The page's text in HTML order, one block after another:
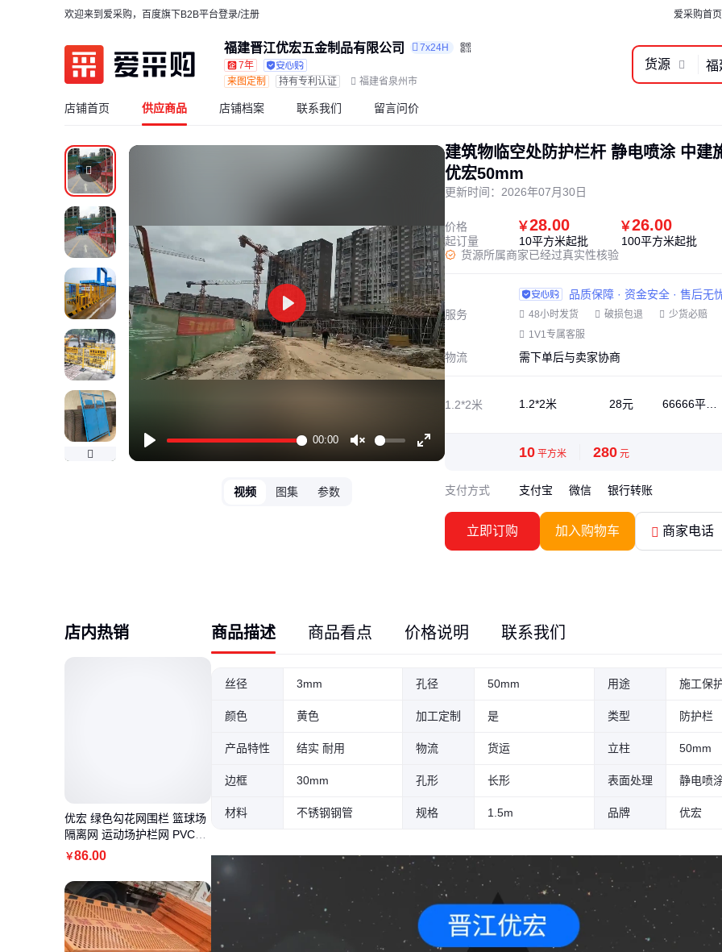
欢迎来到爱采购，百度旗下B2B平台登录/注册 爱采购首页
福建晋江优宏五金制品有限公司
7x24H
7年
来图定制
持有专利认证 福建省泉州市
货源
店铺首页 供应商品 店铺档案 联系我们 留言问价
00:00
Enter
Play
视频 图集 参数
建筑物临空处防护栏杆 静电喷涂 中建
优宏50mm
更新时间： 2026年07月30日
价格 ￥28.00 ￥26.00
起订量 10平方米起批
100平方米起批
货源所属商家已经过真实性核验
服务
品质保障 · 资金安全 · 售后无
48小时发货 破损包退
少货必赔
1V1专属客服
物流 需下单后与卖家协商
1.2*2米 1.2*2米 28元
66666平方
10 平方米 280 元
支付方式 支付宝 微信 银行转账
立即订购 加入购物车 商家电话
店内热销
优宏 绿色勾花网围栏 篮球场
隔离网 运动场护栏网 PVC材
质
￥86.00
商品描述 商品看点 价格说明 联系我们
丝径 3mm 孔径 50mm 用途 施工保
颜色 黄色 加工定制 是 类型 防护栏
产品特性 结实 耐用 物流 货运 立柱 50mm
边框 30mm 孔形 长形 表面处理 静电喷
材料 不锈钢钢管 规格 1.5m 品牌 优宏